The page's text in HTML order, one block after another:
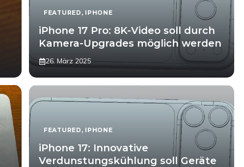
FEATURED , IPHONE
iPhone 17 Pro: 8K-Video soll durch
Kamera-Upgrades möglich werden
26. März 2025
FEATURED , IPHONE
iPhone 17: Innovative
Verdunstungskühlung soll Geräte